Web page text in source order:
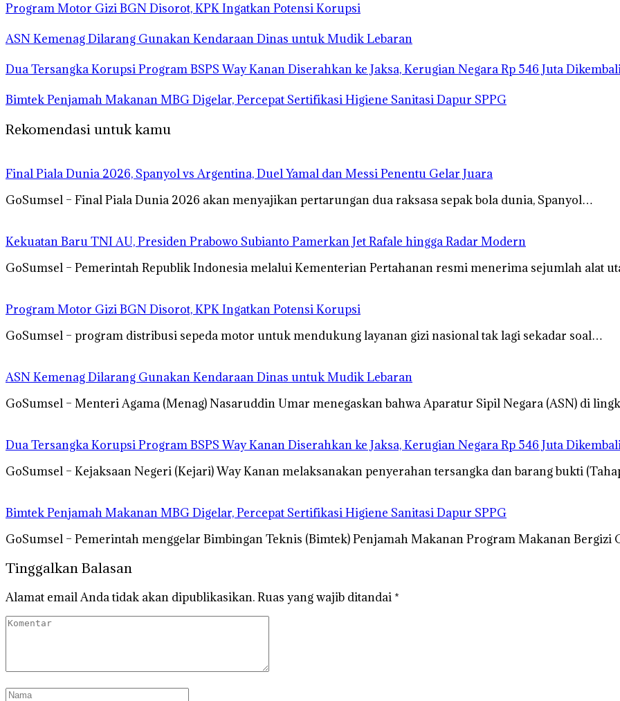
Program Motor Gizi BGN Disorot, KPK Ingatkan Potensi Korupsi
ASN Kemenag Dilarang Gunakan Kendaraan Dinas untuk Mudik Lebaran
Dua Tersangka Korupsi Program BSPS Way Kanan Diserahkan ke Jaksa, Kerugian Negara Rp 546 Juta
Bimtek Penjamah Makanan MBG Digelar, Percepat Sertifikasi Higiene Sanitasi Dapur SPPG
Rekomendasi untuk kamu
Final Piala Dunia 2026, Spanyol vs Argentina, Duel Yamal dan Messi Penentu Gelar Juara
GoSumsel – Final Piala Dunia 2026 akan menyajikan pertarungan dua raksasa sepak bola dunia, Spanyol…
Kekuatan Baru TNI AU, Presiden Prabowo Subianto Pamerkan Jet Rafale hingga Radar Modern
GoSumsel – Pemerintah Republik Indonesia melalui Kementerian Pertahanan resmi menerima sejumlah alat
Program Motor Gizi BGN Disorot, KPK Ingatkan Potensi Korupsi
GoSumsel – program distribusi sepeda motor untuk mendukung layanan gizi nasional tak lagi sekadar soal…
ASN Kemenag Dilarang Gunakan Kendaraan Dinas untuk Mudik Lebaran
GoSumsel – Menteri Agama (Menag) Nasaruddin Umar menegaskan bahwa Aparatur Sipil Negara (ASN) di
Dua Tersangka Korupsi Program BSPS Way Kanan Diserahkan ke Jaksa, Kerugian Negara Rp 546 Juta
GoSumsel – Kejaksaan Negeri (Kejari) Way Kanan melaksanakan penyerahan tersangka dan barang bukti
Bimtek Penjamah Makanan MBG Digelar, Percepat Sertifikasi Higiene Sanitasi Dapur SPPG
GoSumsel – Pemerintah menggelar Bimbingan Teknis (Bimtek) Penjamah Makanan Program Makanan Bergizi
Tinggalkan Balasan
Alamat email Anda tidak akan dipublikasikan.Ruas yang wajib ditandai *